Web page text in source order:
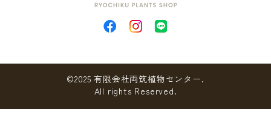
©2025 有限会社両筑植物センター.
All rights Reserved.